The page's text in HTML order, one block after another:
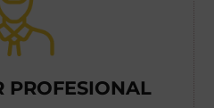
PROFESIONAL